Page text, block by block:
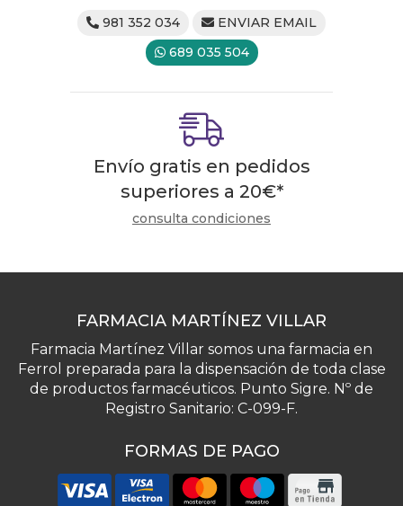
981 352 034
ENVIAR EMAIL
689 035 504
Envío gratis en pedidos
superiores a 20€*
consulta condiciones
FARMACIA MARTÍNEZ VILLAR
Farmacia Martínez Villar somos una farmacia en
Ferrol preparada para la dispensación de toda clase
de productos farmacéuticos. Punto Sigre. Nº de
Registro Sanitario: C-099-F.
FORMAS DE PAGO